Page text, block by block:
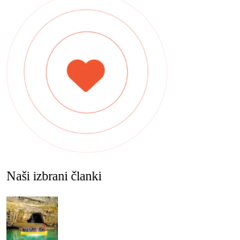
Naši izbrani članki